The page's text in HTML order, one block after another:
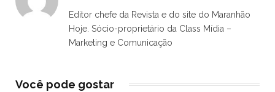
Editor chefe da Revista e do site do Maranhão
Hoje. Sócio-proprietário da Class Mídia –
Marketing e Comunicação
Você pode gostar